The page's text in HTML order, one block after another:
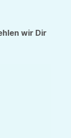
wir Dir